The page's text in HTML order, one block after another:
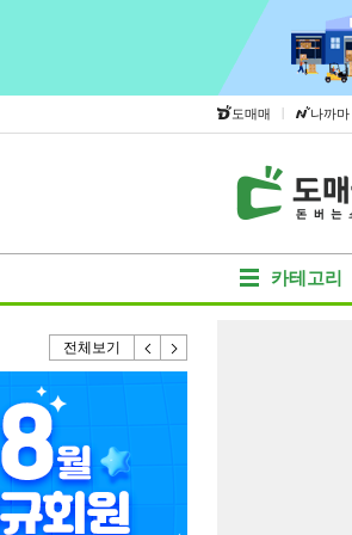
도매매 | 나까마
카테고리
전체보기